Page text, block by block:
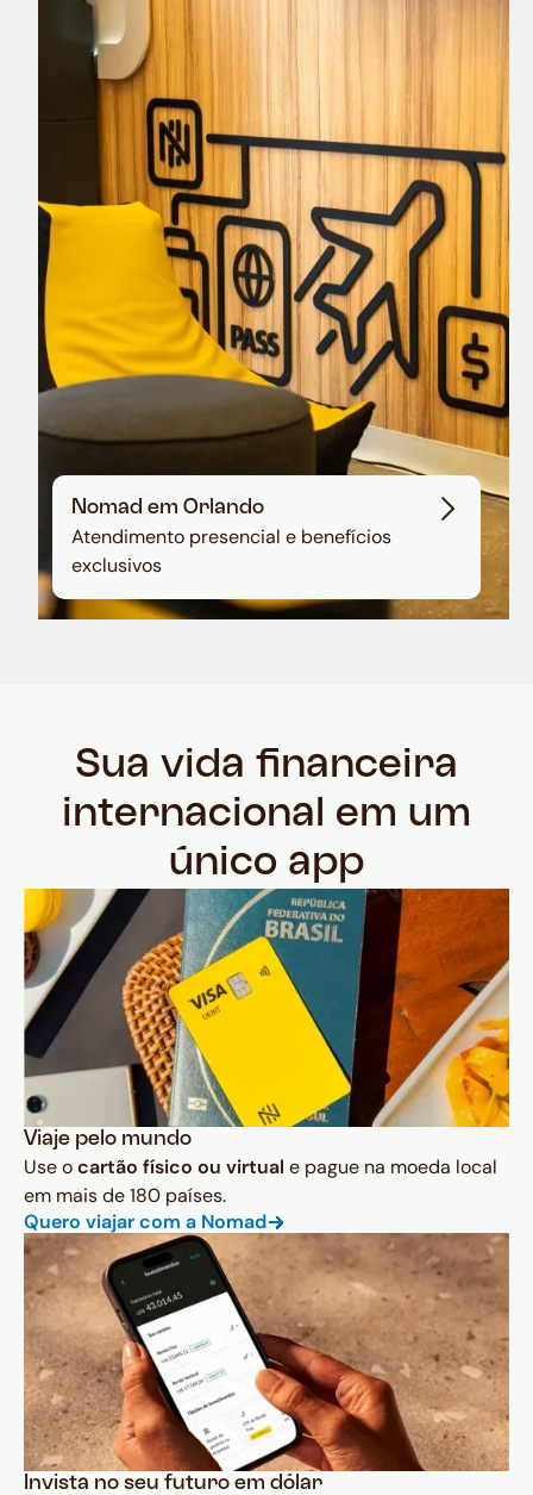
Nomad Explorer
Cartão de crédito brasileiro com cashback
em dólar
Nomad em Orlando
Atendimento presencial e benefícios
exclusivos
Sua vida financeira
internacional em um
único app
Viaje pelo mundo
Use ocartão físico ou virtual e pague na moeda local
em mais de 180 países.
Quero viajar com a Nomad
Invista no seu futuro em dólar